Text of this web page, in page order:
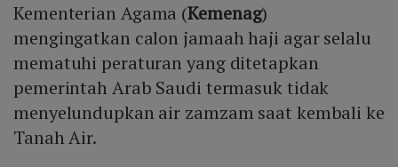
Kementerian Agama (Kemenag)
mengingatkan calon jamaah haji agar selalu
mematuhi peraturan yang ditetapkan
pemerintah Arab Saudi termasuk tidak
menyelundupkan air zamzam saat kembali ke
Tanah Air.